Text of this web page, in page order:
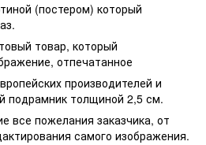
(постером) который
товар, который
отпечатанное
производителей и
подрамник толщиной 2,5 см.
все пожелания заказчика, от
самого изображения.